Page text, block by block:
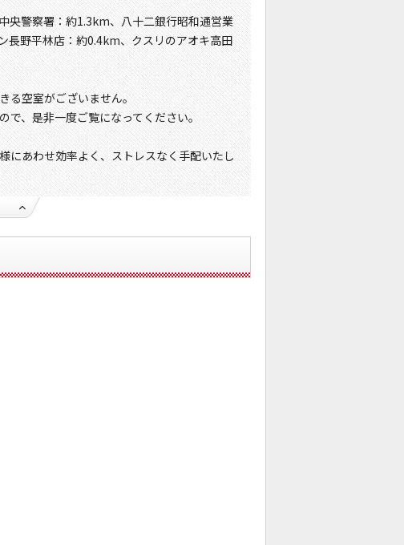
央警察署：約1.3km、八十二銀行昭和通営業
長野平林店：約0.4km、クスリのアオキ高田
る空室がございません。
で、是非一度ご覧になってください。
にあわせ効率よく、ストレスなく手配いたし